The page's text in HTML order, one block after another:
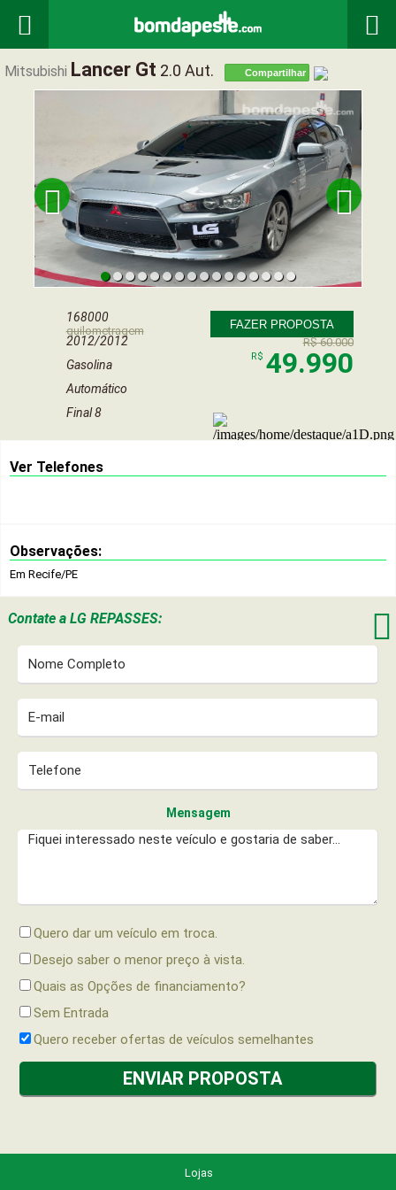
 
Mitsubishi Lancer Gt 2.0 Aut. Compartilhar
 
168000
quilometragem
2012/2012
Gasolina
Automático
Final 8
FAZER PROPOSTA
R$ 49.990
R$ 60.000
Ver Telefones
Observações:
Em Recife/PE
Contate a LG REPASSES: 
Mensagem
Quero dar um veículo em troca.
Desejo saber o menor preço à vista.
Quais as Opções de financiamento?
Sem Entrada
Quero receber ofertas de veículos semelhantes
Lojas